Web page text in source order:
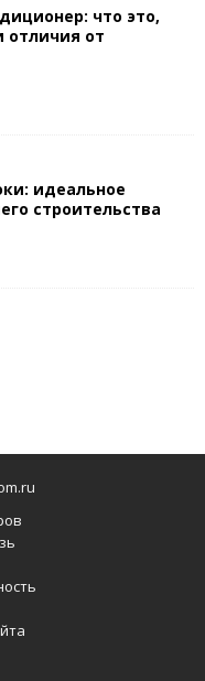
что это,
отличия от
идеальное
строительства